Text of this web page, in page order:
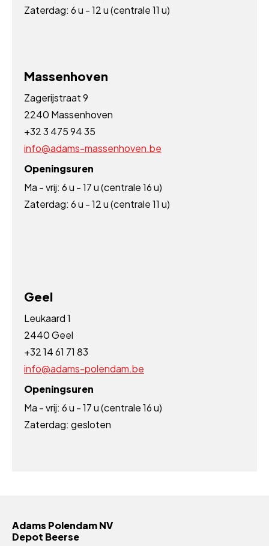
Zaterdag: 6 u - 12 u (centrale 11 u)
Massenhoven
Zagerijstraat 9
2240 Massenhoven
+32 3 475 94 35
info@adams-massenhoven.be
Openingsuren
Ma - vrij: 6 u - 17 u (centrale 16 u)
Zaterdag: 6 u - 12 u (centrale 11 u)
Geel
Leukaard 1
2440 Geel
+32 14 61 71 83
info@adams-polendam.be
Openingsuren
Ma - vrij: 6 u - 17 u (centrale 16 u)
Zaterdag: gesloten
Adams Polendam NV
Depot Beerse